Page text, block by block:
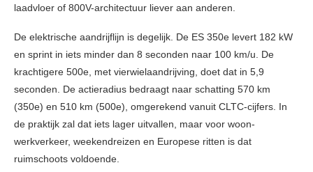
laadvloer of 800V-architectuur liever aan anderen.
De elektrische aandrijflijn is degelijk. De ES 350e levert 182 kW
en sprint in iets minder dan 8 seconden naar 100 km/u. De
krachtigere 500e, met vierwielaandrijving, doet dat in 5,9
seconden. De actieradius bedraagt naar schatting 570 km
(350e) en 510 km (500e), omgerekend vanuit CLTC-cijfers. In
de praktijk zal dat iets lager uitvallen, maar voor woon-
werkverkeer, weekendreizen en Europese ritten is dat
ruimschoots voldoende.